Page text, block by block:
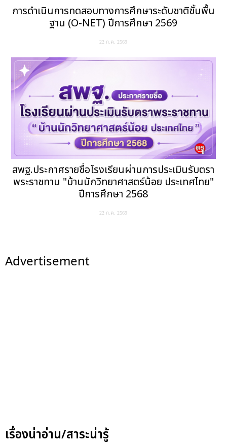
การดำเนินการทดสอบทางการศึกษาระดับชาติขั้นพื้น
ฐาน (O-NET) ปีการศึกษา 2569
22 ก.ค. 2569
สพฐ.ประกาศรายชื่อโรงเรียนผ่านการประเมินรับตรา
พระราชทาน "บ้านนักวิทยาศาสตร์น้อย ประเทศไทย"
ปีการศึกษา 2568
22 ก.ค. 2569
Advertisement
เรื่องน่าอ่าน/สาระน่ารู้